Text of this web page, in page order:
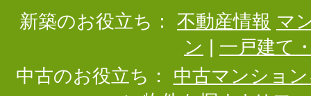
新築のお役立ち： 不動産情報 マ
ン
一戸建て
中古のお役立ち：
中古マンショ